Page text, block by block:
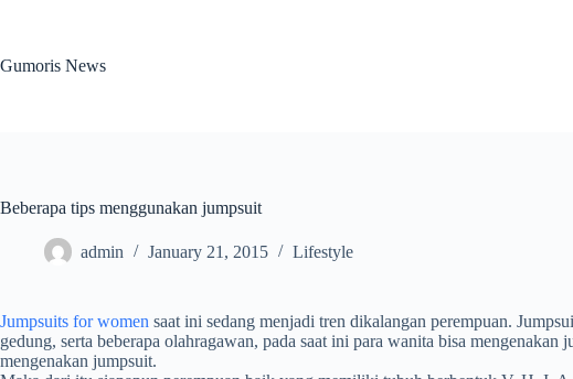
Gumoris News
Beberapa tips menggunakan jumpsuit
admin January 21, 2015 Lifestyle
Jumpsuits for women saat ini sedang menjadi tren dikalangan perempuan.
gedung, serta beberapa olahragawan, pada saat ini para wanita bisa
mengenakan jumpsuit.